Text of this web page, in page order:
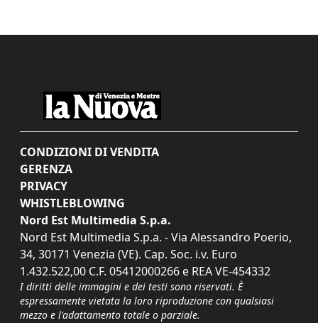
CONDIZIONI DI VENDITA
GERENZA
PRIVACY
WHISTLEBLOWING
Nord Est Multimedia S.p.a.
Nord Est Multimedia S.p.a. - Via Alessandro Poerio,
34, 30171 Venezia (VE). Cap. Soc. i.v. Euro
1.432.522,00 C.F. 05412000266 e REA VE-454332
I diritti delle immagini e dei testi sono riservati. È
espressamente vietata la loro riproduzione con qualsiasi
mezzo e l'adattamento totale o parziale.